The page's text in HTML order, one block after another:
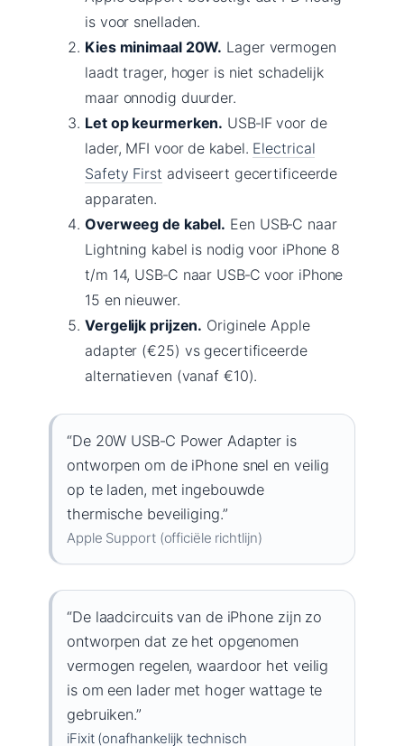
is voor snelladen.
Kies minimaal 20W. Lager vermogen
laadt trager, hoger is niet schadelijk
maar onnodig duurder.
Let op keurmerken. USB‑IF voor de
lader, MFI voor de kabel. Electrical
Safety First adviseert gecertificeerde
apparaten.
Overweeg de kabel. Een USB‑C naar
Lightning kabel is nodig voor iPhone 8
t/m 14, USB‑C naar USB‑C voor iPhone
15 en nieuwer.
Vergelijk prijzen. Originele Apple
adapter (€25) vs gecertificeerde
alternatieven (vanaf €10).
“De 20W USB‑C Power Adapter is
ontworpen om de iPhone snel en veilig
op te laden, met ingebouwde
thermische beveiliging.”
Apple Support (officiële richtlijn)
“De laadcircuits van de iPhone zijn zo
ontworpen dat ze het opgenomen
vermogen regelen, waardoor het veilig
is om een lader met hoger wattage te
gebruiken.”
iFixit (onafhankelijk technisch